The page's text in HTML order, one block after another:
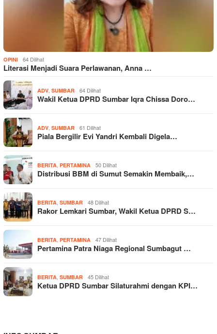
OPINI 64 Dilihat
Literasi Menjadi Suara Perlawanan, Anna …
ADV SUMBAR 64 Dilihat
Wakil Ketua DPRD Sumbar Iqra Chissa Doro…
ADV SUMBAR 61 Dilihat
Piala Bergilir Evi Yandri Kembali Digela…
BERITA PERTAMINA 50 Dilihat
Distribusi BBM di Sumut Semakin Membaik,…
BERITA SUMBAR 48 Dilihat
Rakor Lemkari Sumbar, Wakil Ketua DPRD S…
BERITA PERTAMINA 47 Dilihat
Pertamina Patra Niaga Regional Sumbagut …
BERITA SUMBAR 45 Dilihat
Ketua DPRD Sumbar Silaturahmi dengan KPI…